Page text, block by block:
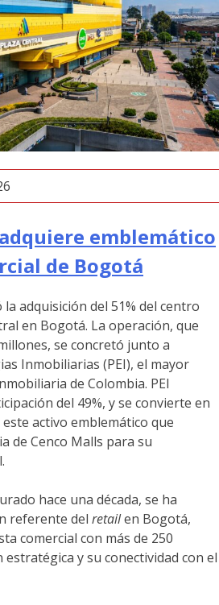
emblemático
de Bogotá
adquisición del 51% del centro
en Bogotá. La operación, que
se concretó junto a
Inmobiliarias (PEI), el mayor
de Colombia. PEI
del 49%, y se convierte en
activo emblemático que
de Cenco Malls para su
hace una década, se ha
referente del retailen Bogotá,
comercial con más de 250
estratégica y su conectividad con el